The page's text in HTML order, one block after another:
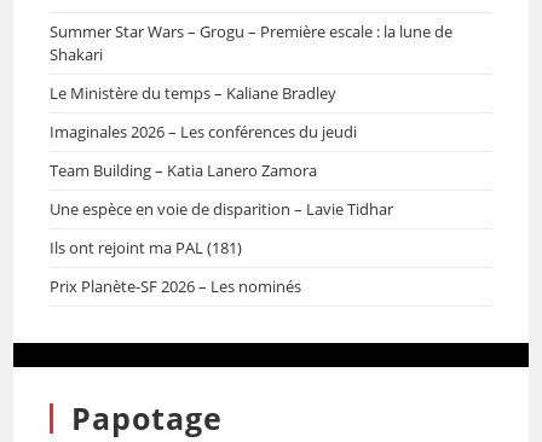
Summer Star Wars – Grogu – Première escale : la lune de
Shakari
Le Ministère du temps – Kaliane Bradley
Imaginales 2026 – Les conférences du jeudi
Team Building – Katia Lanero Zamora
Une espèce en voie de disparition – Lavie Tidhar
Ils ont rejoint ma PAL (181)
Prix Planète-SF 2026 – Les nominés
Papotage